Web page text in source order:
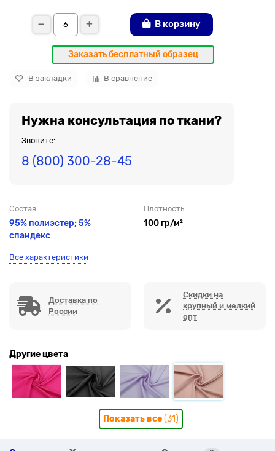
В корзину
Заказать бесплатный образец
В закладки В сравнение
Нужна консультация по ткани?
Звоните:
8 (800) 300-28-45
Состав
95% полиэстер; 5%
спандекс
Плотность
100 гр/м²
Все характеристики
Доставка по
России
Скидки на
крупный и мелкий
опт
Другие цвета
Показать все(31)